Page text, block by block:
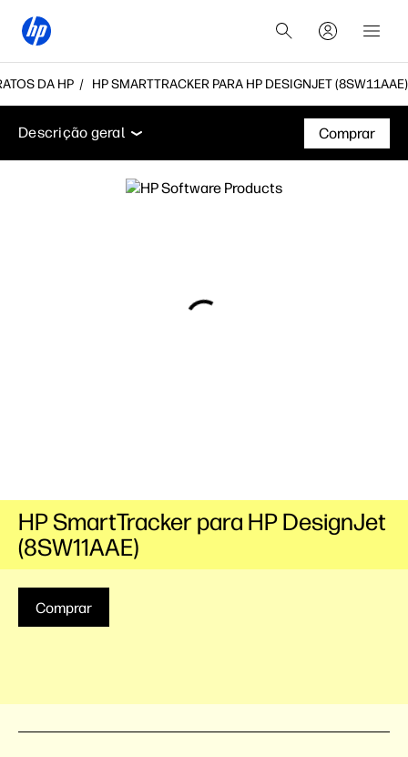
DA HP HP SMARTTRACKER PARA HP DESIGNJET (8SW11AAE)
Descrição geral Acessórios
Suporte
Descrição geral
Comprar
Comprar
HP SmartTracker para HP DesignJet
(8SW11AAE)